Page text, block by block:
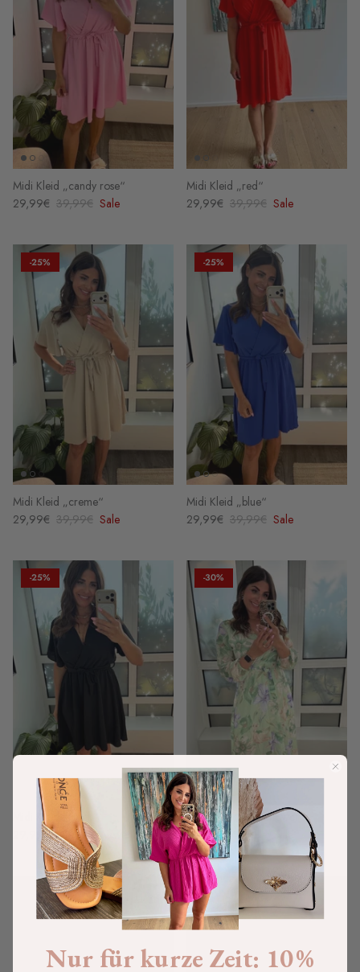
Midi Kleid „candy rose“
29,99€ 39,99€ Sale
Midi Kleid „red“
29,99€ 39,99€ Sale
-25%
Midi Kleid „creme“
29,99€ 39,99€ Sale
-25%
Midi Kleid „blue“
29,99€ 39,99€ Sale
-25%
Midi Kleid „black“
29,99€ 39,99€ Ausverkauft
-30%
Maxikleid „green flower“
34,99€ 49,99€
-30% -45%
Nur für kurze Zeit: 10 %